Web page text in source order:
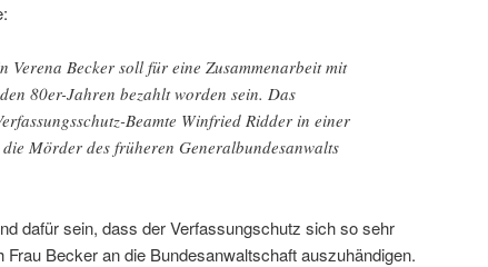
Verena Becker soll für eine Zusammenarbeit mit
80er-Jahren bezahlt worden sein. Das
Beamte Winfried Ridder in einer
Mörder des früheren Generalbundesanwalts
dafür sein, dass der Verfassungschutz sich so sehr
Becker an die Bundesanwaltschaft auszuhändigen.